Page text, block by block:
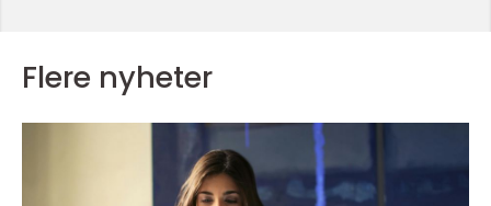
Flere nyheter